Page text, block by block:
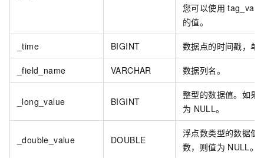
您可以使用
的值。
_time BIGINT 数据点的时间戳，单
_field_name VARCHAR 数据列名。
_long_value BIGINT
整型的数据值。如果
为 NULL。
_double_value DOUBLE
浮点数类型的数据值
数，则值为 NULL。